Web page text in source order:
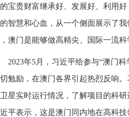
宝贵财富继承好、发展好、利用
的智慧和心血，从一个侧面展示了
澳门是能够做高精尖、国际一流科
2023年5月，习近平给参与“澳门
勉励，在澳门各界引起热烈反响
星实时运行情况，了解项目的科
平表示，这是澳门同内地在高科